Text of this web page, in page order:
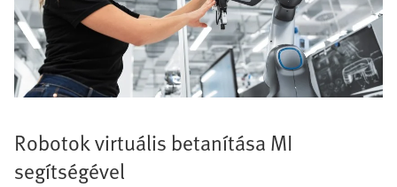
Robotok virtuális betanítása MI
segítségével